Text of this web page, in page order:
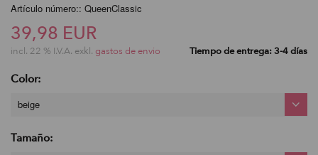
Artículo número:: QueenClassic
39,98 EUR
incl. 22 % I.V.A. exkl. gastos de envio Tiempo de entrega: 3-4 días
Color:
beige
Tamaño: